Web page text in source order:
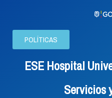
POLÍTICAS
ESE Hospital
Servicios